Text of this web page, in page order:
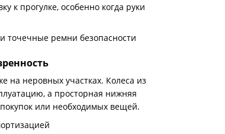
к прогулке, особенно когда руки
на неровных участках. Колеса из
а просторная нижняя
или необходимых вещей.